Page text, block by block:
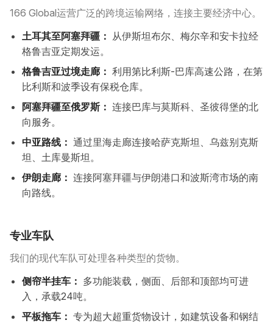
166 Global运营广泛的跨境运输网络，连接主要经济中心。
土耳其至阿塞拜疆： 从伊斯坦布尔、梅尔辛和安卡拉经
格鲁吉亚定期发运。
格鲁吉亚过境走廊： 利用第比利斯-巴库高速公路，在第
比利斯和波季设有保税仓库。
阿塞拜疆至俄罗斯： 连接巴库与莫斯科、圣彼得堡的北
向服务。
中亚路线： 通过里海走廊连接哈萨克斯坦、乌兹别克斯
坦、土库曼斯坦。
伊朗走廊： 连接阿塞拜疆与伊朗港口和波斯湾市场的南
向路线。
专业车队
我们的现代车队可处理各种类型的货物。
侧帘半挂车： 多功能装载，侧面、后部和顶部均可进
入，承载24吨。
平板拖车： 专为超大超重货物设计，如建筑设备和钢结